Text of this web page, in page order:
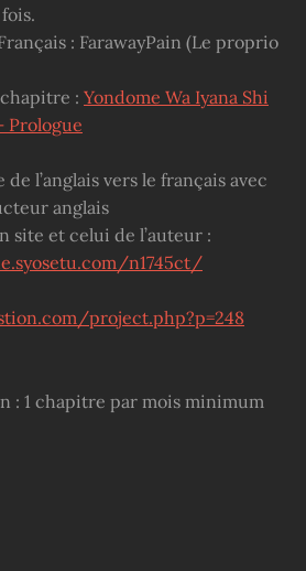
: FarawayPain (Le proprio
: Yondome Wa Iyana Shi
Prologue
l’anglais vers le français avec
anglais
site et celui de l’auteur :
n1745ct/
project.php?p=248
: 1 chapitre par mois minimum